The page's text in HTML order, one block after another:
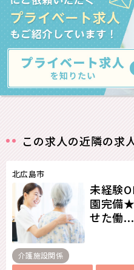
この求人の近隣の求
北広島市
未経験
園完備
せた働...
介護施設関係